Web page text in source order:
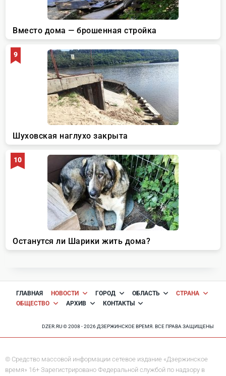
ГЛАВНАЯ НОВОСТИ ГОРОД ОБЛАСТЬ
СТРАНА
ОБЩЕСТВО
АРХИВ КОНТАКТЫ
DZER.RU © 2008 - 2026 ДЗЕРЖИНСКОЕ ВРЕМЯ. ВСЕ ПРАВА ЗАЩИЩЕНЫ
© Средство массовой информации сетевое издание «Дзержинское
время» 16+ Зарегистрировано Федеральной службой по надзору в